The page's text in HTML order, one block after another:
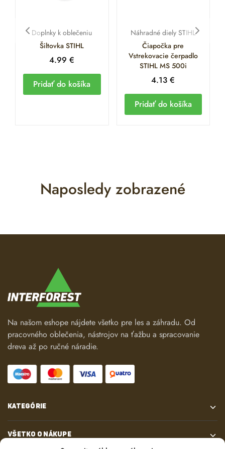
Doplnky k oblečeniu
Šiltovka STIHL
4.99€
Pridať do košíka
Náhradné diely STIHL
Čiapočka pre
Vstrekovacie čerpadlo
STIHL MS 500i
4.13€
Pridať do košíka
Naposledy zobrazené
Na našom eshope nájdete všetko pre les a záhradu. Od
pracovného oblečenia, nástrojov na ťažbu a spracovanie
dreva až po ručné náradie.
KATEGÓRIE
VŠETKO O NÁKUPE